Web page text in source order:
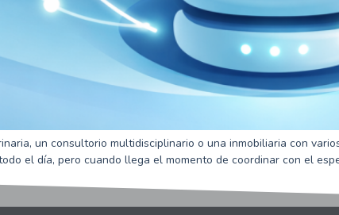
un consultorio multidisciplinario o una inmobiliaria con
el día, pero cuando llega el momento de coordinar con el